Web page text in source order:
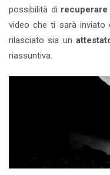
possibilità di
video che ti sarà inviato
rilasciato sia un
riassuntiva.